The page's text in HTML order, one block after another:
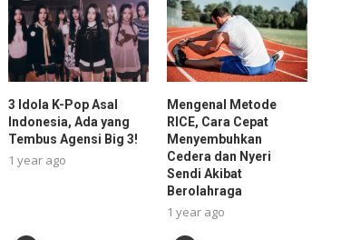
3 Idola K-Pop Asal
Indonesia, Ada yang
Tembus Agensi Big 3!
1 year ago
Mengenal Metode
RICE, Cara Cepat
Menyembuhkan
Cedera dan Nyeri
Sendi Akibat
Berolahraga
1 year ago